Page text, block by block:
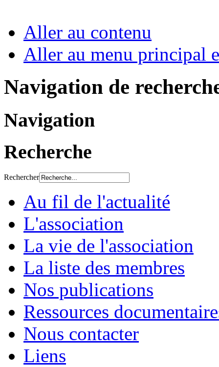
Aller au contenu
Aller au menu principal
Navigation de
Navigation
Recherche
Rechercher
Au fil de l'actualité
L'association
La vie de l'association
La liste des membres
Nos publications
Ressources
Nous contacter
Liens